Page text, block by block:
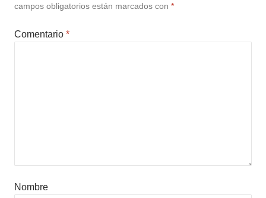
campos obligatorios están marcados con *
Comentario *
Nombre